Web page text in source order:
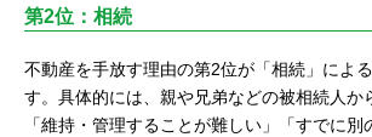
第2位：相続
不動産を手放す理由の第2位が「相続」によ
す。具体的には、親や兄弟などの被相続人か
「維持・管理することが難しい」「すでに別